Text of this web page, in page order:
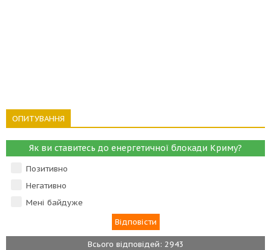
ОПИТУВАННЯ
Як ви ставитесь до енергетичної блокади Криму?
Позитивно
Негативно
Мені байдуже
Всього відповідей: 2943